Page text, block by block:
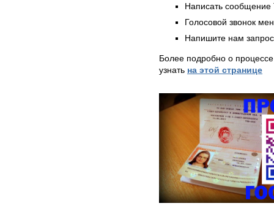
Написать
Голосовой звонок
Напишите нам
Более подробно о
узнать на этой странице